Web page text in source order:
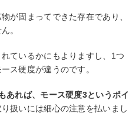
が固まってできた存在であり、
。
ているかにもよりますし、1つ
ス硬度が違うのです。
あれば、モース硬度3というポイ
扱いには細心の注意を払いまし